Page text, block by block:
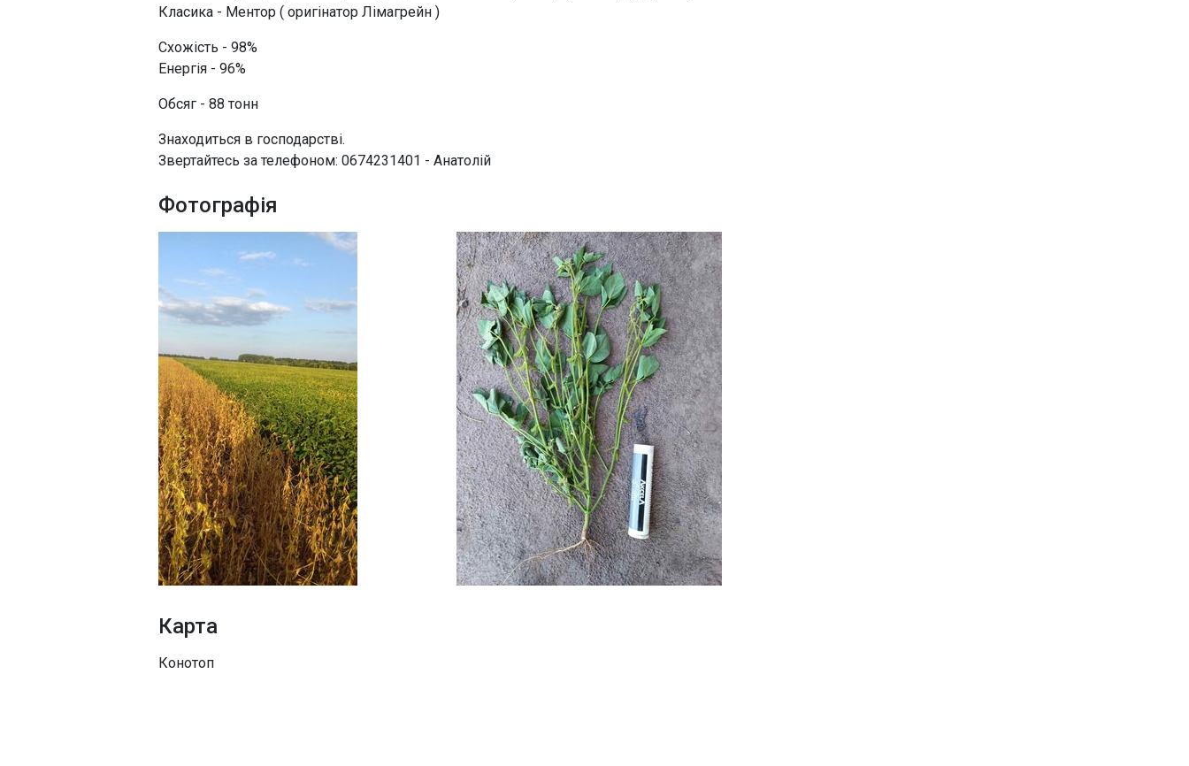
Класика - Ментор ( оригінатор Лімагрейн )
Схожість - 98%
Енергія - 96%
Обсяг - 88 тонн
Знаходиться в господарстві.
Звертайтесь за телефоном: 0674231401 - Анатолій
Фотографія
Карта
Конотоп